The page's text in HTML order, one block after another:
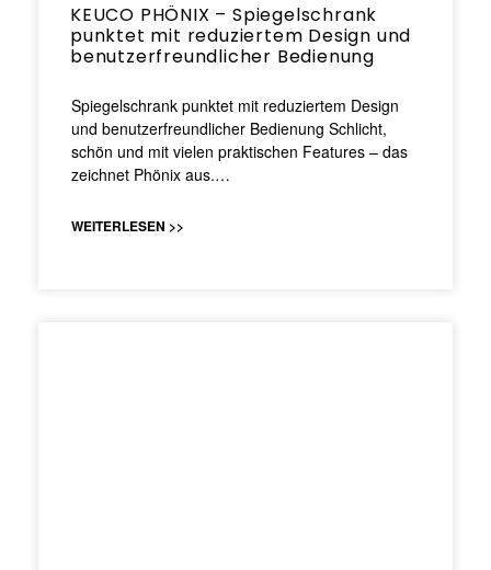
KEUCO PHÖNIX – Spiegelschrank
punktet mit reduziertem Design und
benutzerfreundlicher Bedienung
Spiegelschrank punktet mit reduziertem Design
und benutzerfreundlicher Bedienung Schlicht,
schön und mit vielen praktischen Features – das
zeichnet Phönix aus.…
WEITERLESEN >>